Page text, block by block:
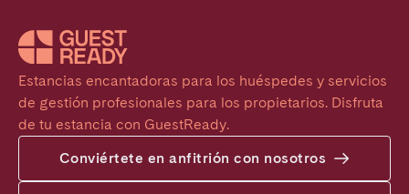
Estancias encantadoras para los huéspedes y servicios
de gestión profesionales para los propietarios. Disfruta
de tu estancia con GuestReady.
Conviértete en anfitrión con nosotros